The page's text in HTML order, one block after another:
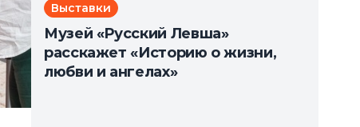
Выставки
Музей «Русский Левша»
расскажет «Историю о жизни,
любви и ангелах»